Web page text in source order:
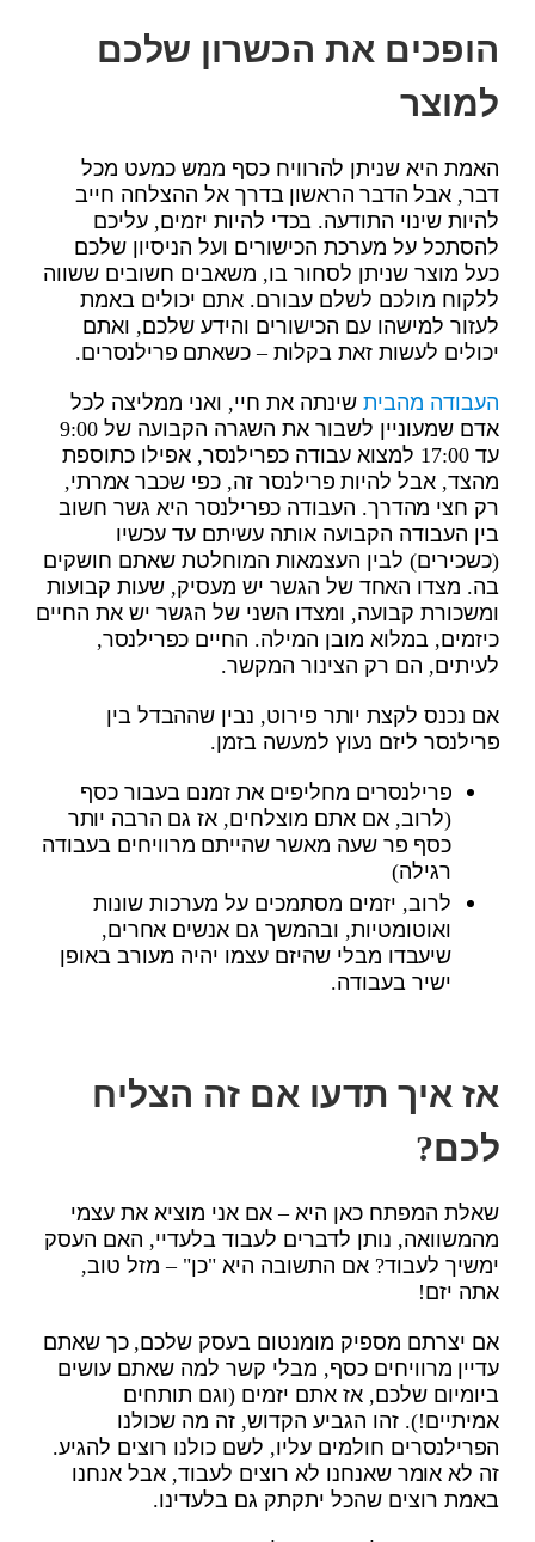
הופכים את הכשרון שלכם
למוצר
האמת היא שניתן להרוויח כסף ממש כמעט מכל
דבר, אבל הדבר הראשון בדרך אל ההצלחה חייב
להיות שינוי התודעה. בכדי להיות יזמים, עליכם
להסתכל על מערכת הכישורים ועל הניסיון שלכם
כעל מוצר שניתן לסחור בו, משאבים חשובים ששווה
ללקוח מולכם לשלם עבורם. אתם יכולים באמת
לעזור למישהו עם הכישורים והידע שלכם, ואתם
יכולים לעשות זאת בקלות – כשאתם פרילנסרים.
העבודה מהבית שינתה את חיי, ואני ממליצה לכל
אדם שמעוניין לשבור את השגרה הקבועה של 9:00
עד 17:00 למצוא עבודה כפרילנסר, אפילו כתוספת
מהצד, אבל להיות פרילנסר זה, כפי שכבר אמרתי,
רק חצי מהדרך. העבודה כפרילנסר היא גשר חשוב
בין העבודה הקבועה אותה עשיתם עד עכשיו
(כשכירים) לבין העצמאות המוחלטת שאתם חושקים
בה. מצדו האחד של הגשר יש מעסיק, שעות קבועות
ומשכורת קבועה, ומצדו השני של הגשר יש את החיים
כיזמים, במלוא מובן המילה. החיים כפרילנסר,
לעיתים, הם רק הצינור המקשר.
אם נכנס לקצת יותר פירוט, נבין שההבדל בין
פרילנסר ליזם נעוץ למעשה בזמן.
פרילנסרים מחליפים את זמנם בעבור כסף
(לרוב, אם אתם מוצלחים, אז גם הרבה יותר
כסף פר שעה מאשר שהייתם מרוויחים בעבודה
רגילה)
לרוב, יזמים מסתמכים על מערכות שונות
ואוטומטיות, ובהמשך גם אנשים אחרים,
שיעבדו מבלי שהיזם עצמו יהיה מעורב באופן
ישיר בעבודה.
אז איך תדעו אם זה הצליח
לכם?
שאלת המפתח כאן היא – אם אני מוציא את עצמי
מהמשוואה, נותן לדברים לעבוד בלעדיי, האם העסק
ימשיך לעבוד? אם התשובה היא "כן" – מזל טוב,
אתה יזם!
אם יצרתם מספיק מומנטום בעסק שלכם, כך שאתם
עדיין מרוויחים כסף, מבלי קשר למה שאתם עושים
ביומיום שלכם, אז אתם יזמים (וגם תותחים
אמיתיים!). זהו הגביע הקדוש, זה מה שכולנו
הפרילנסרים חולמים עליו, לשם כולנו רוצים להגיע.
זה לא אומר שאנחנו לא רוצים לעבוד, אבל אנחנו
באמת רוצים שהכל יתקתק גם בלעדינו.